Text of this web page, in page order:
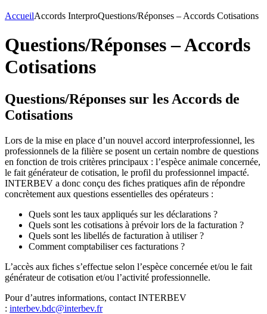
AccueilAccords InterproQuestions/Réponses – Accords Cotisations
Questions/Réponses – Accords
Cotisations
Questions/Réponses sur les Accords de
Cotisations
Lors de la mise en place d’un nouvel accord interprofessionnel, les
professionnels de la filière se posent un certain nombre de questions
en fonction de trois critères principaux : l’espèce animale concernée,
le fait générateur de cotisation, le profil du professionnel impacté.
INTERBEV a donc conçu des fiches pratiques afin de répondre
concrètement aux questions essentielles des opérateurs :
Quels sont les taux appliqués sur les déclarations ?
Quels sont les cotisations à prévoir lors de la facturation ?
Quels sont les libellés de facturation à utiliser ?
Comment comptabiliser ces facturations ?
L’accès aux fiches s’effectue selon l’espèce concernée et/ou le fait
générateur de cotisation et/ou l’activité professionnelle.
Pour d’autres informations, contact INTERBEV
: interbev.bdc@interbev.fr